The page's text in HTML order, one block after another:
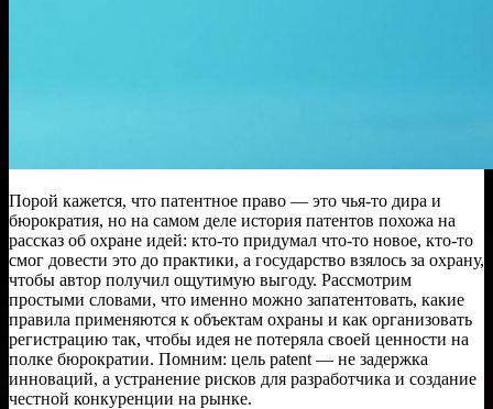
Порой кажется, что патентное право — это чья-то дира и
бюрократия, но на самом деле история патентов похожа на
рассказ об охране идей: кто-то придумал что-то новое, кто-то
смог довести это до практики, а государство взялось за охрану,
чтобы автор получил ощутимую выгоду. Рассмотрим
простыми словами, что именно можно запатентовать, какие
правила применяются к объектам охраны и как организовать
регистрацию так, чтобы идея не потеряла своей ценности на
полке бюрократии. Помним: цель patеnt — не задержка
инноваций, а устранение рисков для разработчика и создание
честной конкуренции на рынке.